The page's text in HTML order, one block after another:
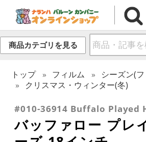
商品カテゴリを見る
トップ フィルム
シーズン(
クリスマス・ウィンター(冬)
#010-36914 Buffalo Played
バッファロー プレ